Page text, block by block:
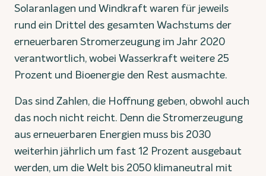
Solaranlagen und Windkraft waren für jeweils
rund ein Drittel des gesamten Wachstums der
erneuerbaren Stromerzeugung im Jahr 2020
verantwortlich, wobei Wasserkraft weitere 25
Prozent und Bioenergie den Rest ausmachte.
Das sind Zahlen, die Hoffnung geben, obwohl auch
das noch nicht reicht. Denn die Stromerzeugung
aus erneuerbaren Energien muss bis 2030
weiterhin jährlich um fast 12 Prozent ausgebaut
werden, um die Welt bis 2050 klimaneutral mit